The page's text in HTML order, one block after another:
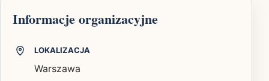
Informacje organizacyjne
LOKALIZACJA
Warszawa